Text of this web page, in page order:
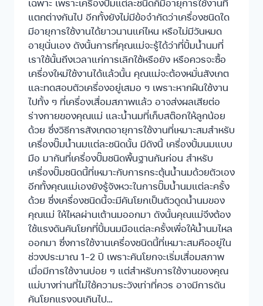
แตกต่างกันไป อีกทั้งยังไม่มีข้อจำกัดว่าเครื่องชนิดใด
มีอายุการใช้งานได้ยาวนานแค่ไหน หรือไม่มีวันหมด
อายุนั่นเอง ดังนั้นการที่คุณแม่จะรู้ได้ว่าที่ปั้มน้ำนมที่
เราใช้นั้นถึงเวลาแก่การเลิกใช้หรือยัง หรือควรจะซื้อ
เครื่องใหม่ใช้งานได้แล้วนั้น คุณแม่จะต้องหมั่นสังเกต
และทดสอบตัวเครื่องอยู่เสมอ ๆ เพราะหากฝืนใช้งาน
ไปทั้ง ๆ ที่เครื่องเสื่อมสภาพแล้ว อาจส่งผลเสียต่อ
ร่างกายของคุณแม่ และน้ำนมที่เก็บสต๊อกให้ลูกน้อย
ด้วย ซึ่งวิธีการสังเกตอายุการใช้งานที่เหมาะสมสำหรับ
เครื่องปั๊มน้ำนมแต่ละชนิดนั้น มีดังนี้ เครื่องปั้มนมแบบ
มือ มากันที่เครื่องปั๊มชนิดพื้นฐานกันก่อน สำหรับ
เครื่องปั๊มชนิดนี้ที่เหมาะกับการกระตุ้นน้ำนมด้วยตัวเอง
อีกทั้งคุณแม่เองยังรู้จังหวะในการปั๊มน้ำนมแต่ละครั้ง
ด้วย ซึ่งเครื่องชนิดนี้จะมีคันโยกเป็นตัวดูดน้ำนมของ
คุณแม่ ให้ไหลผ่านเต้านมออกมา ดังนั้นคุณแม่จึงต้อง
ใช้แรงดันคันโยกที่ปั้มนมมือแต่ละครั้งเพื่อให้น้ำนมไหล
ออกมา ซึ่งการใช้งานเครื่องชนิดนี้ที่เหมาะสมคืออยู่ใน
ช่วงประมาณ 1-2 ปี เพราะคันโยกจะเริ่มเสื่อมสภาพ
เมื่อมีการใช้งานบ่อย ๆ แต่สำหรับการใช้งานของคุณ
แม่บางท่านที่ไม่ใช้ความระวังเท่าที่ควร อาจมีการดัน
คันโยกแรงจนเกินไป…